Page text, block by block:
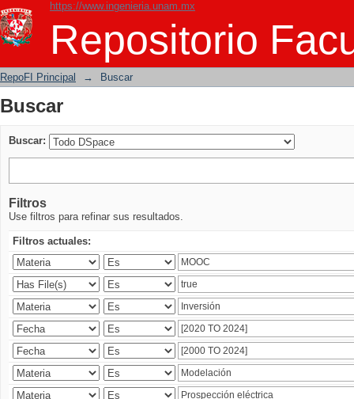
https://www.ingenieria.unam.mx
Repositorio
Buscar
RepoFI Principal → Buscar
Buscar
Buscar:
Filtros
Use filtros para refinar sus resultados.
Filtros actuales: